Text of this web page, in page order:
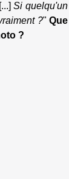
[...]Si quelqu'un
?"Que
?